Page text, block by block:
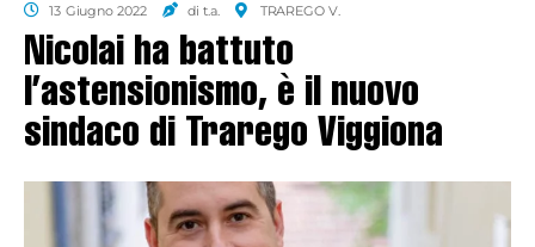
13 Giugno 2022 di t.a. TRAREGO V.
Nicolai ha battuto
l’astensionismo, è il nuovo
sindaco di Trarego Viggiona